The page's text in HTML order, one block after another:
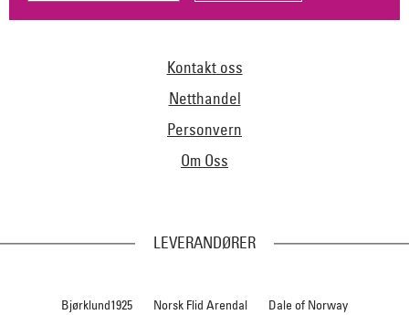
Kontakt oss
Netthandel
Personvern
Om Oss
LEVERANDØRER
Bjørklund1925 Norsk Flid Arendal Dale of Norway